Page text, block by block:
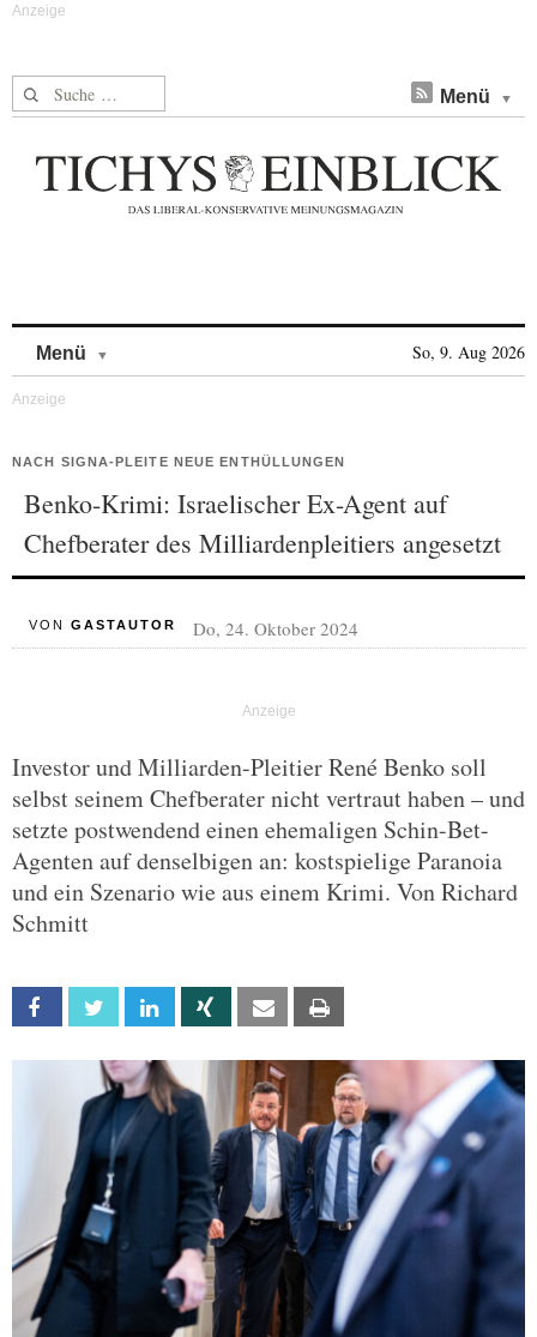
Suche nach: Menü
Menü So, 9. Aug 2026
NACH SIGNA-PLEITE NEUE ENTHÜLLUNGEN
Benko-Krimi: Israelischer Ex-Agent auf
Chefberater des Milliardenpleitiers angesetzt
VON GASTAUTOR Do, 24. Oktober 2024
Investor und Milliarden-Pleitier René Benko soll
selbst seinem Chefberater nicht vertraut haben – und
setzte postwendend einen ehemaligen Schin-Bet-
Agenten auf denselbigen an: kostspielige Paranoia
und ein Szenario wie aus einem Krimi. Von Richard
Schmitt
Facebook Twitter Linkedin Xing Email